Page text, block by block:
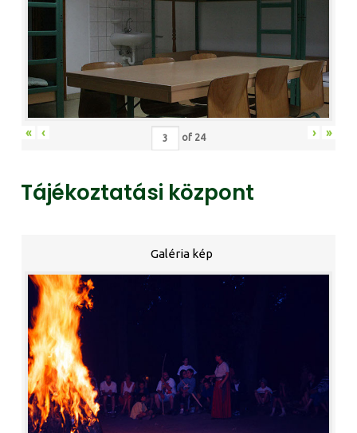
« ‹ of 24 › »
Tájékoztatási központ
Galéria kép